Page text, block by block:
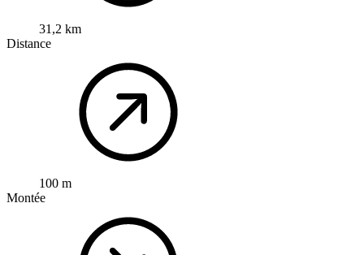
31,2 km
Distance
100 m
Montée